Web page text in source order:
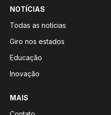
NOTÍCIAS
Todas as notícias
Giro nos estados
Educação
Inovação
MAIS